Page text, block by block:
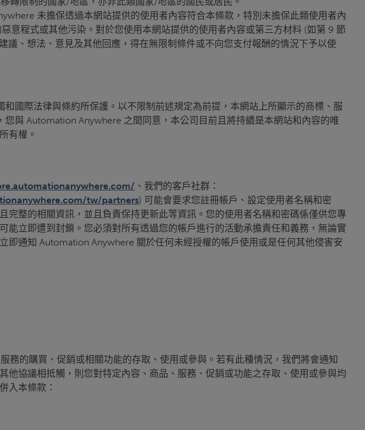
未擔保透過本網站提供的使用者內容符合本條款，特別未擔保此類使用者內
意程式或其他污染。對於您使用本網站提供的使用者內容或第三方材料 (如第 9 節
、想法、意見及其他回應，得在無限制條件或不向您支付報酬的情況下予以使
國際法律與條約所保護。以不限制前述規定為前提，本網站上所顯示的商標、服
與 Automation Anywhere 之間同意，本公司目前且將持續是本網站和內容的唯
有權。
、我們的客戶社群：
tw/partners) 可能會要求您註冊帳戶、設定使用者名稱和密
整的相關資訊，並且負責保持更新此等資訊。您的使用者名稱和密碼係僅供您專
立即遭到封鎖。您必須對所有透過您的帳戶進行的活動承擔責任和義務，無論實
即通知 Automation Anywhere 關於任何未經授權的帳戶使用或是任何其他侵害安
務的購買、促銷或相關功能的存取、使用或參與。若有此種情況，我們將會通知
協議相抵觸，則您對特定內容、商品、服務、促銷或功能之存取、使用或參與均
入本條款：